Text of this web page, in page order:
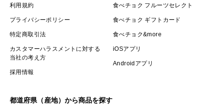
利用規約
プライバシーポリシー
特定商取引法
カスタマーハラスメントに対する
当社の考え方
採用情報
食べチョク フルーツセレクト
食べチョク ギフトカード
食べチョク&more
iOSアプリ
Androidアプリ
都道府県（産地）から商品を探す